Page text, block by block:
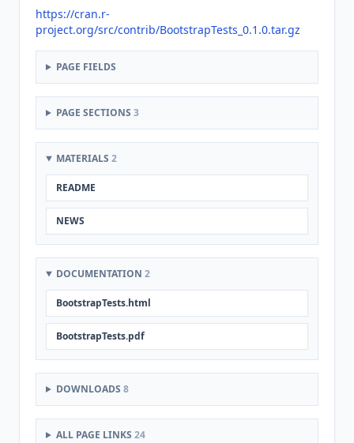
https://cran.r-
project.org/src/contrib/BootstrapTests_0.1.0.tar.gz
PAGE FIELDS
PAGE SECTIONS 3
MATERIALS 2
README
NEWS
DOCUMENTATION 2
BootstrapTests.html
BootstrapTests.pdf
DOWNLOADS 8
ALL PAGE LINKS 24